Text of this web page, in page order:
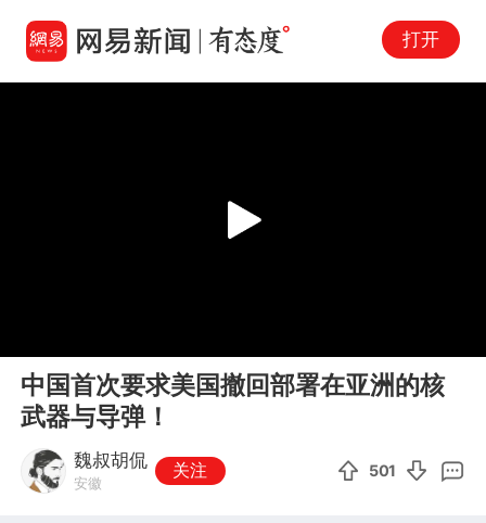
打开
Play
中国首次要求美国撤回部署在亚洲的核
武器与导弹！
魏叔胡侃
安徽
关注 501